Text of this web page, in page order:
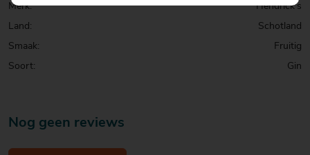
Nog geen reviews
Merk:
Hendrick's
Land:
Schotland
Smaak:
Fruitig
Soort:
Gin